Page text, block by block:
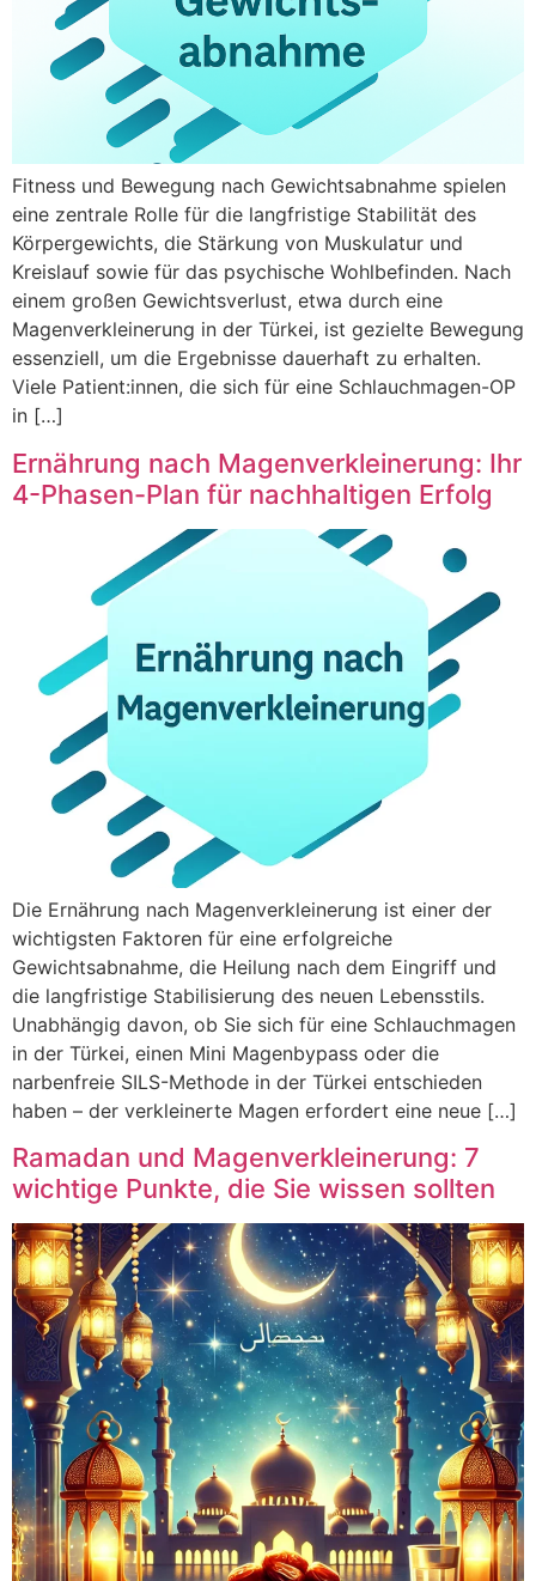
Fitness und Bewegung nach Gewichtsabnahme spielen
eine zentrale Rolle für die langfristige Stabilität des
Körpergewichts, die Stärkung von Muskulatur und
Kreislauf sowie für das psychische Wohlbefinden. Nach
einem großen Gewichtsverlust, etwa durch eine
Magenverkleinerung in der Türkei, ist gezielte Bewegung
essenziell, um die Ergebnisse dauerhaft zu erhalten.
Viele Patient:innen, die sich für eine Schlauchmagen-OP
in […]
Ernährung nach Magenverkleinerung: Ihr
4-Phasen-Plan für nachhaltigen Erfolg
Die Ernährung nach Magenverkleinerung ist einer der
wichtigsten Faktoren für eine erfolgreiche
Gewichtsabnahme, die Heilung nach dem Eingriff und
die langfristige Stabilisierung des neuen Lebensstils.
Unabhängig davon, ob Sie sich für eine Schlauchmagen
in der Türkei, einen Mini Magenbypass oder die
narbenfreie SILS-Methode in der Türkei entschieden
haben – der verkleinerte Magen erfordert eine neue […]
Ramadan und Magenverkleinerung: 7
wichtige Punkte, die Sie wissen sollten